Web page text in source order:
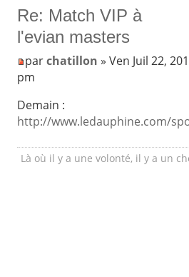
Re: Match VIP à
l'evian masters
parchatillon » Ven Juil 22,
pm
Demain :
http://www.ledauphine.com/
Là où il y a une volonté, il y a un